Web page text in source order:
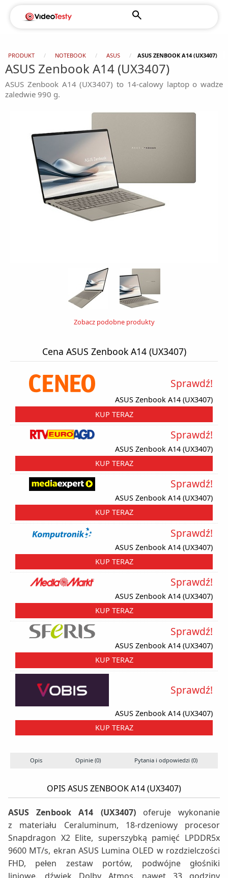
PRODUKT NOTEBOOK ASUS ASUS ZENBOOK A14 (UX3407)
ASUS Zenbook A14 (UX3407)
ASUS Zenbook A14 (UX3407) to 14-calowy laptop o wadze
zaledwie 990 g.
Zobacz podobne produkty
Cena ASUS Zenbook A14 (UX3407)
ASUS Zenbook A14 (UX3407)
Sprawdź!
KUP TERAZ
ASUS Zenbook A14 (UX3407)
Sprawdź!
KUP TERAZ
ASUS Zenbook A14 (UX3407)
Sprawdź!
KUP TERAZ
ASUS Zenbook A14 (UX3407)
Sprawdź!
KUP TERAZ
ASUS Zenbook A14 (UX3407)
Sprawdź!
KUP TERAZ
ASUS Zenbook A14 (UX3407)
Sprawdź!
KUP TERAZ
ASUS Zenbook A14 (UX3407)
Sprawdź!
KUP TERAZ
Opis Opinie (0) Pytania i odpowiedzi (0)
OPIS ASUS ZENBOOK A14 (UX3407)
ASUS Zenbook A14 (UX3407)oferuje wykonanie
z materiału Ceraluminum, 18-rdzeniowy procesor
Snapdragon X2 Elite, superszybką pamięć LPDDR5x
9600 MT/s, ekran ASUS Lumina OLED w rozdzielczości
FHD, pełen zestaw portów, podwójne głośniki